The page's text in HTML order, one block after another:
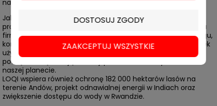
nadrukowanych na ekologicznych torbach.
Jakość i wytrzymałość toreb połączona ze zrównoważoną
produkcją redukującą emisję dwutlenku węgla. Od 2020 roku
firma LOQI używa materiałów GreenCircle w 100% z recyklingu,
korzysta z odnawialnych źródeł energii, do pakowania wysyłek
używa wyłącznie biodegradowalnych opakowań. Te kroki
powiązane są z misją redukcji plastiku i zanieczyszczeń na
naszej planecie.
LOQI wspiera również ochronę 182 000 hektarów lasów na
terenie Andów, projekt odnawialnej energii w Indiach oraz
zwiększenie dostępu do wody w Rwandzie.
DOSTOSUJ ZGODY
ZAAKCEPTUJ WSZYSTKIE